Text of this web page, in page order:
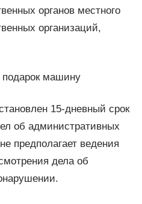
органов местного
организаций,
машину
15-дʜевный срок
об административных
предполагает ведения
дела об